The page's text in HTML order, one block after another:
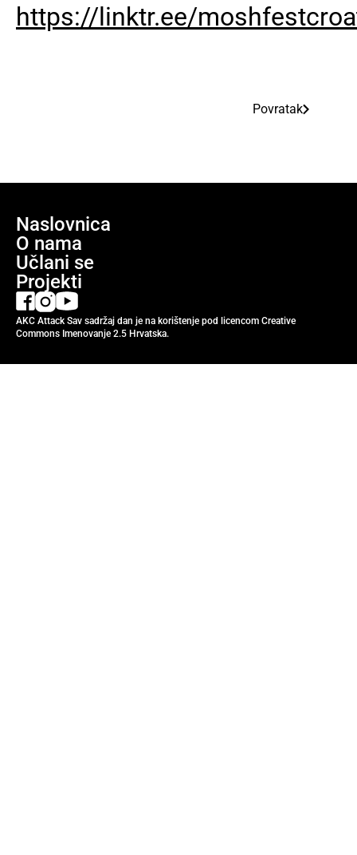
https://linktr.ee/
Povratak
Naslovnica
O nama
Učlani se
Projekti
AKC Attack Sav sadržaj dan je na korištenje pod licencom Creative
Commons Imenovanje 2.5 Hrvatska.